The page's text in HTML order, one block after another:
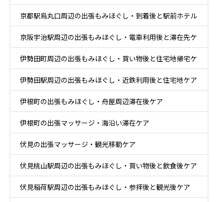
とホテル休息ケア
京都駅烏丸口周辺の出張もみほぐし・到着後と駅前ホテル
ケア
京阪宇治駅周辺の出張もみほぐし・電車利用後と滞在先ケ
ア
伊勢田町周辺の出張もみほぐし・買い物後と住宅地帰宅ケ
ア
伊勢田駅周辺の出張もみほぐし・近鉄利用後と住宅地ケア
伊根町の出張もみほぐし・舟屋周辺滞在後ケア
伊根町の出張マッサージ・海沿い滞在ケア
伏見の出張マッサージ・観光移動ケア
伏見桃山駅周辺の出張もみほぐし・買い物後と飲食後ケア
伏見稲荷駅周辺の出張もみほぐし・参拝後と観光後ケア